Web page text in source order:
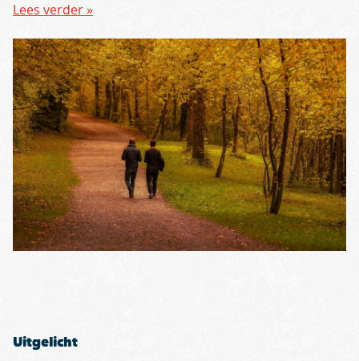
Lees verder »
Uitgelicht